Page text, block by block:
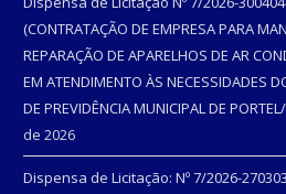
(CONTRATAÇÃO DE EMPRESA PARA
REPARAÇÃO DE APARELHOS DE AR
EM ATENDIMENTO ÀS NECESSIDADES
DE PREVIDÊNCIA MUNICIPAL DE
de 2026
Dispensa de Licitação: Nº 7/2026-